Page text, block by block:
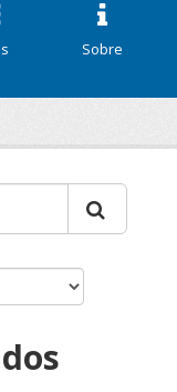
Sobre